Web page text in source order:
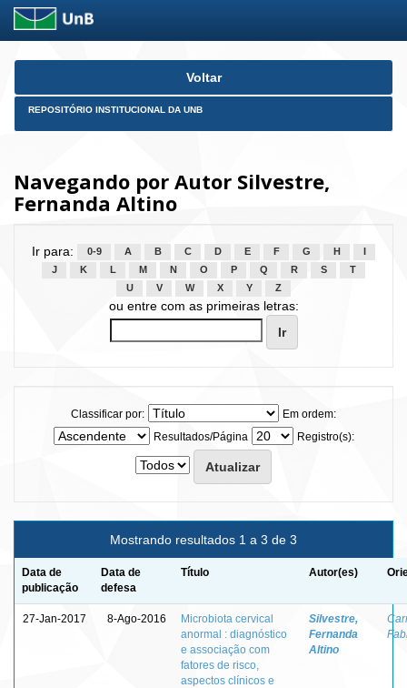
Skip
Voltar
REPOSITÓRIO INSTITUCIONAL DA UNB
Navegando por Autor Silvestre,
Fernanda Altino
Ir para: 0-9 A B C D E F G H
J
K L M N O P Q R S
T
U
V W X Y Z
ou entre com as primeiras letras:
Classificar por:
Em ordem:
Resultados/Página
Registro(s):
Mostrando resultados 1 a 3 de 3
Data de
publicação
Data de
defesa
Título Autor(es)
27-Jan-2017 8-Ago-2016
Microbiota cervical
anormal : diagnóstico
e associação com
fatores de risco,
aspectos clínicos e
Silvestre,
Fernanda
Altino